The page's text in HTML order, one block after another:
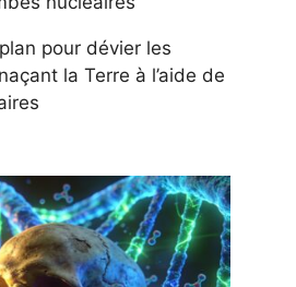
pour dévier les
la Terre à l’aide de